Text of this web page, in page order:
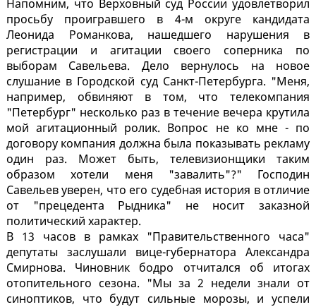
Напомним, что Верховный суд России удовлетворил
просьбу проигравшего в 4-м округе кандидата
Леонида Романкова, нашедшего нарушения в
регистрации и агитации своего соперника по
выборам Савельева. Дело вернулось на новое
слушание в Городской суд Санкт-Петербурга. "Меня,
например, обвиняют в том, что телекомпания
"Петербург" несколько раз в течение вечера крутила
мой агитационный ролик. Вопрос не ко мне - по
договору компания должна была показывать рекламу
один раз. Может быть, телевизионщики таким
образом хотели меня "завалить"?" Господин
Савельев уверен, что его судебная история в отличие
от "прецедента Рыдника" не носит заказной
политический характер.
В 13 часов в рамках "Правительственного часа"
депутаты заслушали вице-губернатора Александра
Смирнова. Чиновник бодро отчитался об итогах
отопительного сезона. "Мы за 2 недели знали от
синоптиков, что будут сильные морозы, и успели